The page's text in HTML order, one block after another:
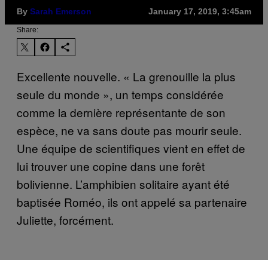
By Sarah Emerson January 17, 2019, 3:45am
Share:
Excellente nouvelle. « La grenouille la plus
seule du monde », un temps considérée
comme la dernière représentante de son
espèce, ne va sans doute pas mourir seule.
Une équipe de scientifiques vient en effet de
lui trouver une copine dans une forêt
bolivienne. L’amphibien solitaire ayant été
baptisée Roméo, ils ont appelé sa partenaire
Juliette, forcément.